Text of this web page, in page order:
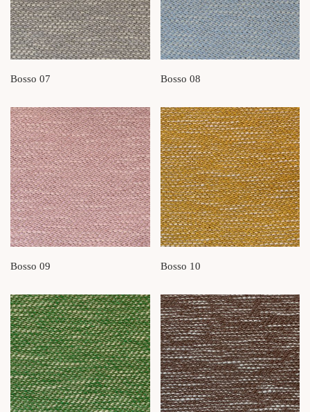
Bosso 07 Bosso 08
Bosso 09 Bosso 10